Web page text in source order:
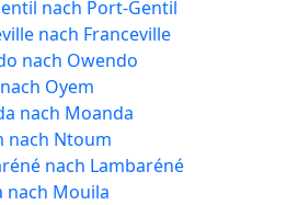
nach Port-Gentil
nach Franceville
nach Owendo
Oyem
nach Moanda
nach Ntoum
nach Lambaréné
nach Mouila